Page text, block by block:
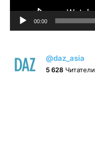
00:00
@daz_asia
5 628 Читатели